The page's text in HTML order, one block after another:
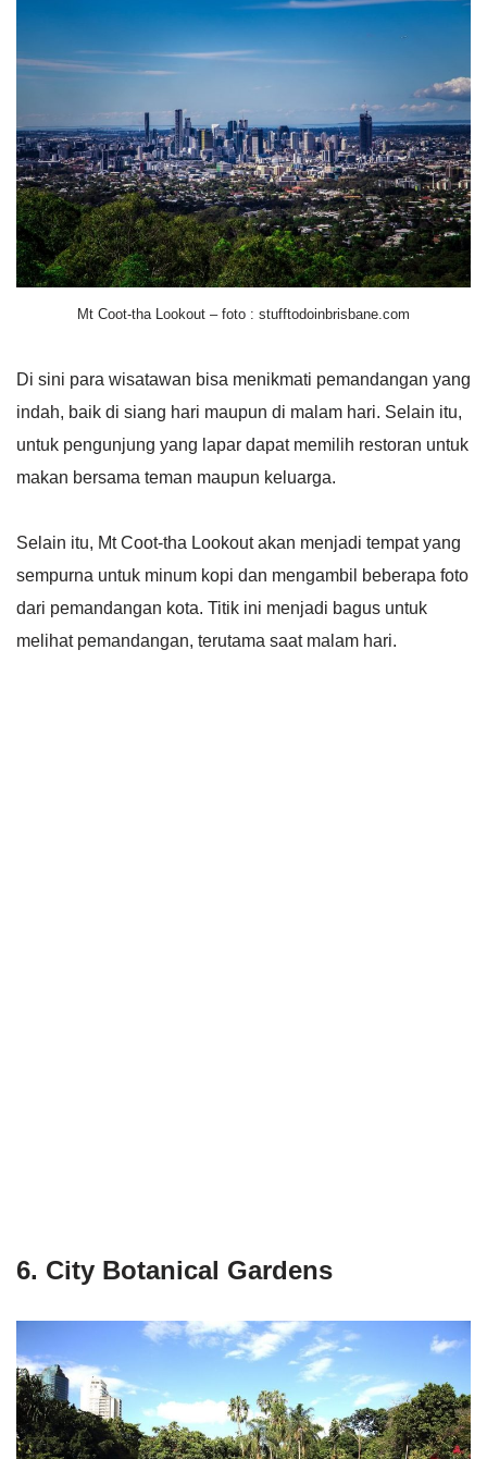
Mt Coot-tha Lookout – foto : stufftodoinbrisbane.com
Di sini para wisatawan bisa menikmati pemandangan yang
indah, baik di siang hari maupun di malam hari. Selain itu,
untuk pengunjung yang lapar dapat memilih restoran untuk
makan bersama teman maupun keluarga.
Selain itu, Mt Coot-tha Lookout akan menjadi tempat yang
sempurna untuk minum kopi dan mengambil beberapa foto
dari pemandangan kota. Titik ini menjadi bagus untuk
melihat pemandangan, terutama saat malam hari.
6. City Botanical Gardens